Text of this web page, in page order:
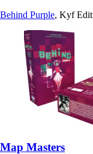
Behind Purple, Kyf
Map Masters